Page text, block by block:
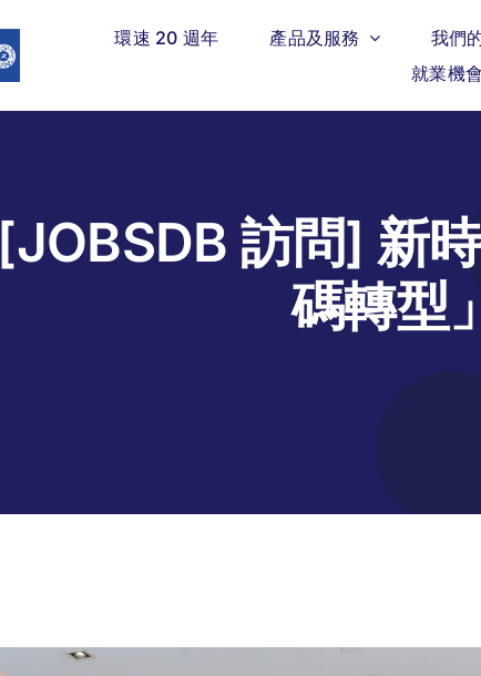
環速 20 週年 產品及服務 我們
就業機會
[JOBSDB 訪問] 新
碼轉型